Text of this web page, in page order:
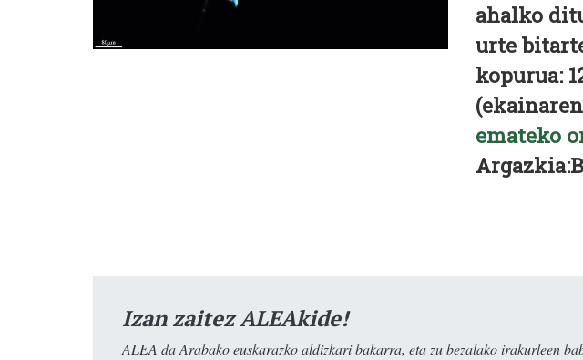
ahalko
urte
kopurua:
emateko
Izan zaitez ALEAkide!
ALEA da Arabako euskarazko aldizkari bakarra, eta zu bezalako irakurleen